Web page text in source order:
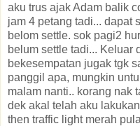
aku trus ajak Adam balik
jam 4 petang tadi... dapat
belom settle. sok pagi2
belum settle tadi... Keluar
bekesempatan jugak tgk
panggil apa, mungkin
malam nanti.. korang nak
dek akal telah aku
then traffic light merah